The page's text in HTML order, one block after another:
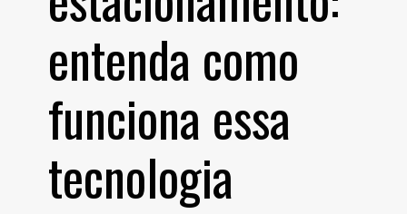
entenda como
funciona essa
tecnologia